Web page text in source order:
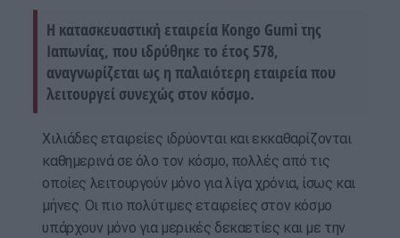
Η κατασκευαστική εταιρεία Kongo Gumi της
Ιαπωνίας, που ιδρύθηκε το έτος 578,
αναγνωρίζεται ως η παλαιότερη εταιρεία που
λειτουργεί συνεχώς στον κόσμο.
Χιλιάδες εταιρείες ιδρύονται και εκκαθαρίζονται
καθημερινά σε όλο τον κόσμο, πολλές από τις
οποίες λειτουργούν μόνο για λίγα χρόνια, ίσως και
μήνες. Οι πιο πολύτιμες εταιρείες στον κόσμο
υπάρχουν μόνο για μερικές δεκαετίες και με την